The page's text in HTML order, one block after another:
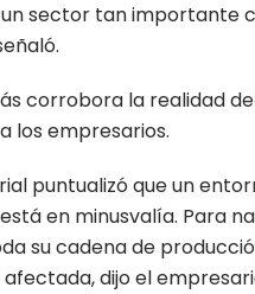
sector tan importante
corrobora la realidad
los empresarios.
puntualizó que un
en minusvalía. Para
su cadena de
dijo el